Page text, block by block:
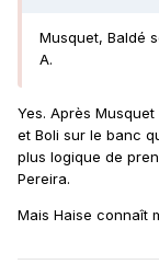
Musquet, Baldé
A.
Yes. Après
et Boli sur le banc
plus logique de
Pereira.
Mais Haise connaît